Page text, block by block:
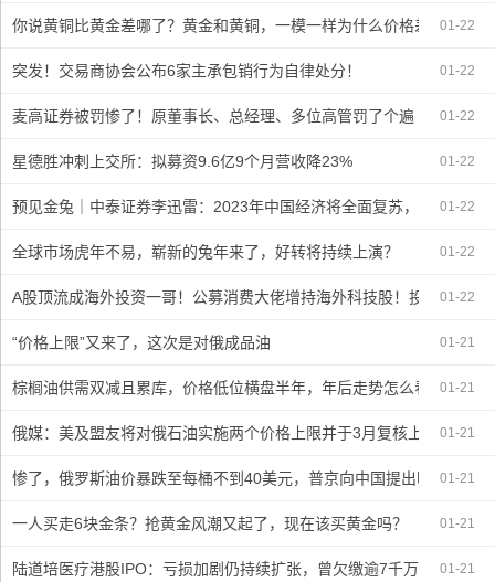
你说黄铜比黄金差哪了？黄金和黄铜，一模一样为什么价格差那么大
01-22
突发！交易商协会公布6家主承包销行为自律处分！ 01-22
麦高证券被罚惨了！原董事长、总经理、多位高管罚了个遍 01-22
星德胜冲刺上交所：拟募资9.6亿9个月营收降23% 01-22
预见金兔｜中泰证券李迅雷：2023年中国经济将全面复苏，GDP增速
01-22
全球市场虎年不易，崭新的兔年来了，好转将持续上演？ 01-22
A股顶流成海外投资一哥！公募消费大佬增持海外科技股！投资需注意
01-22
“价格上限”又来了，这次是对俄成品油 01-21
棕榈油供需双减且累库，价格低位横盘半年，年后走势怎么看？1/20
01-21
俄媒：美及盟友将对俄石油实施两个价格上限并于3月复核上限 01-21
惨了，俄罗斯油价暴跌至每桶不到40美元，普京向中国提出明确要求
01-21
一人买走6块金条？抢黄金风潮又起了，现在该买黄金吗？ 01-21
陆道培医疗港股IPO：亏损加剧仍持续扩张，曾欠缴逾7千万社保01-21